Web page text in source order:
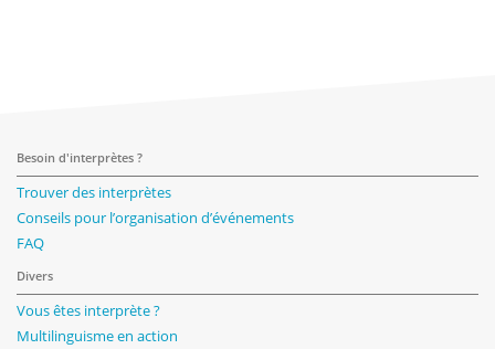
Besoin d'interprètes ?
Trouver des interprètes
Conseils pour l’organisation d’événements
FAQ
Divers
Vous êtes interprète ?
Multilinguisme en action